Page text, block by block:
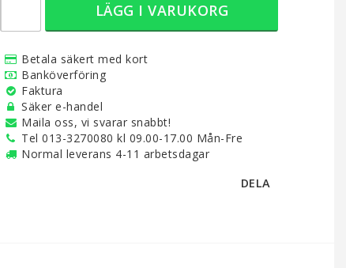
LÄGG I VARUKORG
Betala säkert med kort
Banköverföring
Faktura
Säker e-handel
Maila oss, vi svarar snabbt!
Tel 013-3270080 kl 09.00-17.00 Mån-Fre
Normal leverans 4-11 arbetsdagar
DELA